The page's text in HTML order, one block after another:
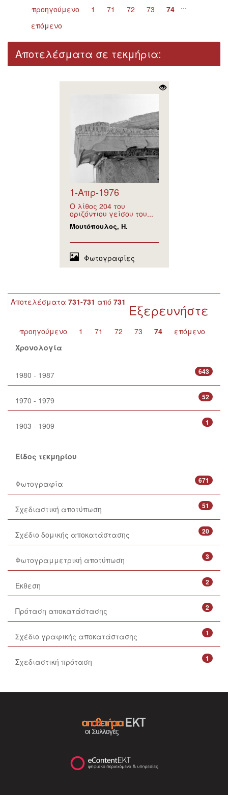
προηγούμενο 1 ...
71 72 73
74
επόμενο
Αποτελέσματα σε τεκμήρια:
1-Απρ-1976
Ο λίθος 204 του
οριζόντιου γείσου του...
Μουτόπουλος, Η.
Φωτογραφίες
Αποτελέσματα 731-731 από 731
προηγούμενο 1 71 72 73 74 επόμενο
Εξερευνήστε
Χρονολογία
643
1980 - 1987
52
1970 - 1979
1
1903 - 1909
Είδος τεκμηρίου
671
Φωτογραφία
51
Σχεδιαστική αποτύπωση
20
Σχέδιο δομικής αποκατάστασης
3
Φωτογραμμετρική αποτύπωση
2
Έκθεση
2
Πρόταση αποκατάστασης
1
Σχέδιο γραφικής αποκατάστασης
1
Σχεδιαστική πρόταση